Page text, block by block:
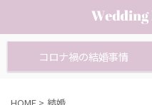
コロナ禍の結婚事情